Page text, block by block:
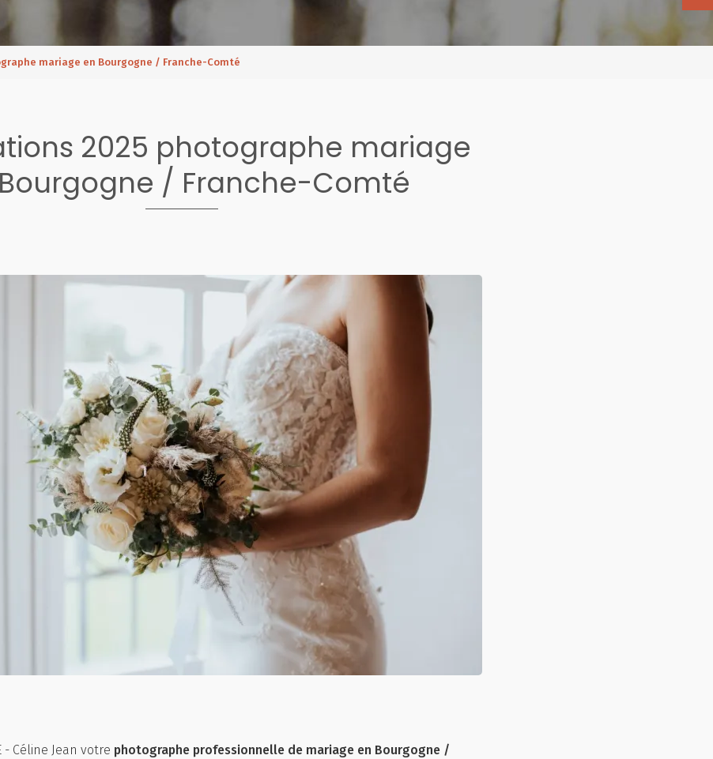
mariage en Bourgogne / Franche-Comté
2025 photographe mariage
/ Franche-Comté
- Céline Jean votre photographe professionnelle de mariage en Bourgogne /